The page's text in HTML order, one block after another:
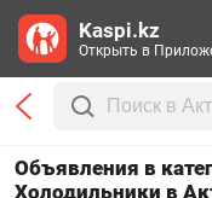
Объявления в
Холодильники в
Kaspi.kz
Открыть в